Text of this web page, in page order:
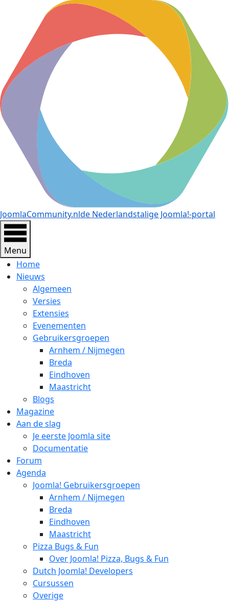
JoomlaCommunity.nlde Nederlandstalige Joomla!-portal
Menu
Home
Nieuws
Algemeen
Versies
Extensies
Evenementen
Gebruikersgroepen
Arnhem / Nijmegen
Breda
Eindhoven
Maastricht
Blogs
Magazine
Aan de slag
Je eerste Joomla site
Documentatie
Forum
Agenda
Joomla! Gebruikersgroepen
Arnhem / Nijmegen
Breda
Eindhoven
Maastricht
Pizza Bugs & Fun
Over Joomla! Pizza, Bugs & Fun
Dutch Joomla! Developers
Cursussen
Overige